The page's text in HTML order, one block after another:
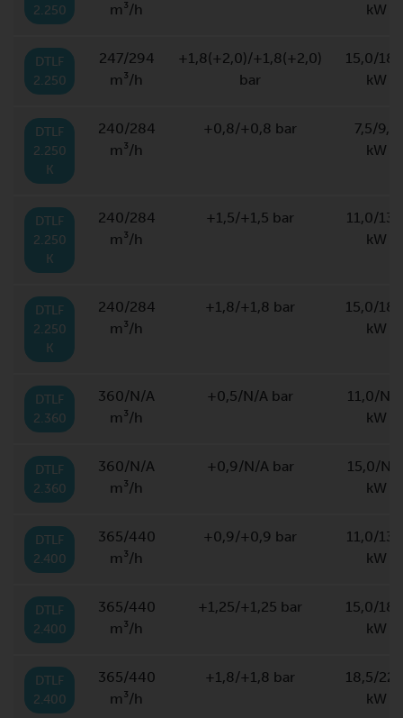
2.250
m³/h
kW
DTLF
2.250
247/294
m³/h
+1,8(+2,0)/+1,8(+2,0)
bar
15,0/
kW
DTLF
2.250
K
240/284
m³/h
+0,8/+0,8 bar
7,5/9,0
kW
DTLF
2.250
K
240/284
m³/h
+1,5/+1,5 bar
11,0/
kW
DTLF
2.250
K
240/284
m³/h
+1,8/+1,8 bar
15,0/
kW
DTLF
2.360
360/N/A
m³/h
+0,5/N/A bar
11,0/N/
kW
DTLF
2.360
360/N/A
m³/h
+0,9/N/A bar
15,0/N/
kW
DTLF
2.400
365/440
m³/h
+0,9/+0,9 bar
11,0/
kW
DTLF
2.400
365/440
m³/h
+1,25/+1,25 bar
15,0/
kW
DTLF
2.400
365/440
m³/h
+1,8/+1,8 bar
18,5/
kW